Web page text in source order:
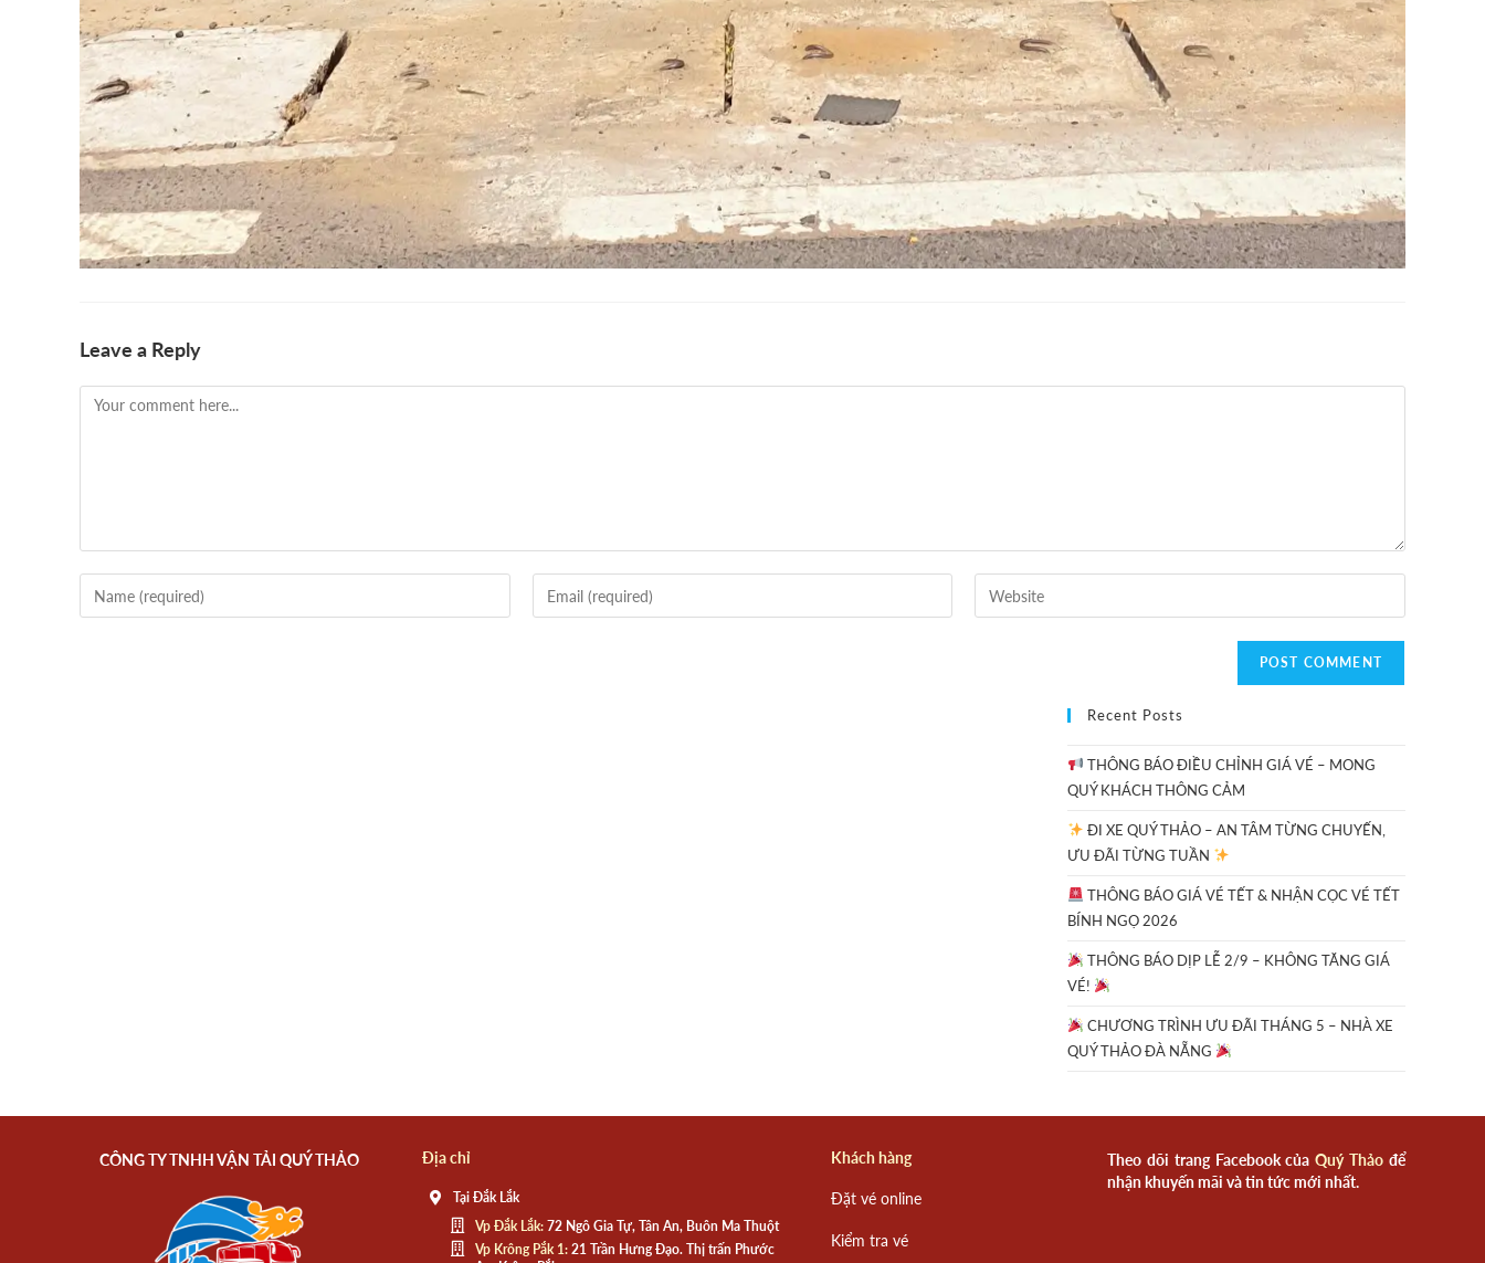
Leave a Reply
Recent Posts
THÔNG BÁO ĐIỀU CHỈNH GIÁ VÉ – MONG
QUÝ KHÁCH THÔNG CẢM
ĐI XE QUÝ THẢO – AN TÂM TỪNG CHUYẾN,
ƯU ĐÃI TỪNG TUẦN
THÔNG BÁO GIÁ VÉ TẾT & NHẬN CỌC VÉ TẾT
BÍNH NGỌ 2026
THÔNG BÁO DỊP LỄ 2/9 – KHÔNG TĂNG GIÁ
VÉ!
CHƯƠNG TRÌNH ƯU ĐÃI THÁNG 5 – NHÀ XE
QUÝ THẢO ĐÀ NẴNG
CÔNG TY TNHH VẬN TẢI QUÝ THẢO Địa chỉ
Tại Đắk Lắk
Vp Đắk Lắk:72 Ngô Gia Tự, Tân An, Buôn Ma Thuột
Vp Krông Pắk 1:21 Trần Hưng Đạo. Thị trấn Phước
Khách hàng
Đặt vé online
Kiểm tra vé
Theo dõi trang Facebook củaQuý Thảo để
nhận khuyến mãi và tin tức mới nhất.